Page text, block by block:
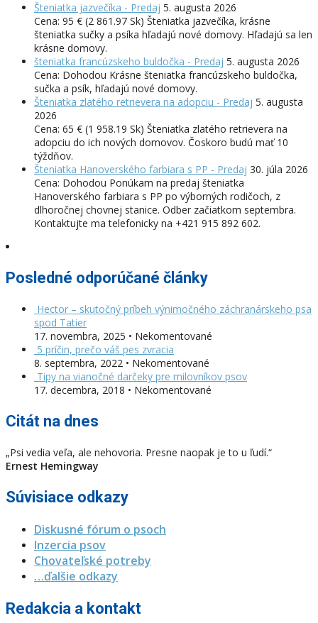
Šteniatka jazvečíka - Predaj 5. augusta 2026
Cena: 95 € (2 861.97 Sk) Šteniatka jazvečíka, krásne
šteniatka sučky a psíka hľadajú nové domovy. Hľadajú sa len
krásne domovy.
šteniatka francúzskeho buldočka - Predaj 5. augusta 2026
Cena: Dohodou Krásne šteniatka francúzskeho buldočka,
sučka a psík, hľadajú nové domovy.
Šteniatka zlatého retrievera na adopciu - Predaj 5. augusta
2026
Cena: 65 € (1 958.19 Sk) Šteniatka zlatého retrievera na
adopciu do ich nových domovov. Čoskoro budú mať 10
týždňov.
Šteniatka Hanoverského farbiara s PP - Predaj 30. júla 2026
Cena: Dohodou Ponúkam na predaj šteniatka
Hanoverského farbiara s PP po výborných rodičoch, z
dlhoročnej chovnej stanice. Odber začiatkom septembra.
Kontaktujte ma telefonicky na +421 915 892 602.
Posledné odporúčané články
Hector – skutočný príbeh výnimočného záchranárskeho psa
spod Tatier
17. novembra, 2025 • Nekomentované
5 príčin, prečo váš pes zvracia
8. septembra, 2022 • Nekomentované
Tipy na vianočné darčeky pre milovníkov psov
17. decembra, 2018 • Nekomentované
Citát na dnes
„Psi vedia veľa, ale nehovoria. Presne naopak je to u ľudí.“
Ernest Hemingway
Súvisiace odkazy
Diskusné fórum o psoch
Inzercia psov
Chovateľské potreby
…ďalšie odkazy
Redakcia a kontakt